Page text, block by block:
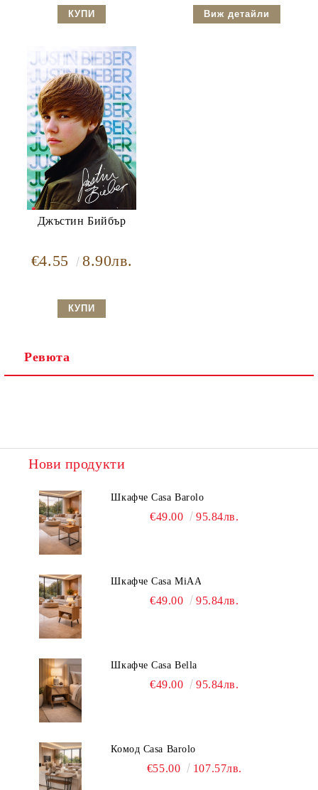
Виж детайли
Джъстин Бийбър
€4.55 8.90лв.
Ревюта
Нови продукти
Шкафче Casa Barolo
€49.00 95.84лв.
Шкафче Casa MiAA
€49.00 95.84лв.
Шкафче Casa Bella
€49.00 95.84лв.
Комод Casa Barolo
€55.00 107.57лв.